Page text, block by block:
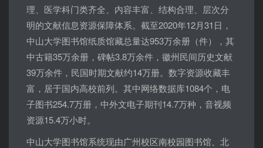
理、医学科门类齐全、内容丰富、结构合理、层次分
明的文献信息资源保障体系。截至2020年12月31日，
中山大学图书馆纸质馆藏总量达953万余册（件），其
中古籍35万余册，碑帖3.8万余件，徽州民间历史文献
39万余件，民国时期文献约14万册。数字资源收藏丰
富，居于国内高校前列。其中网络数据库1084个，电
子图书254.7万册，中外文电子期刊14.7万种，音视频
资源15.4万小时。
中山大学图书馆系统现由广州校区南校园图书馆、北